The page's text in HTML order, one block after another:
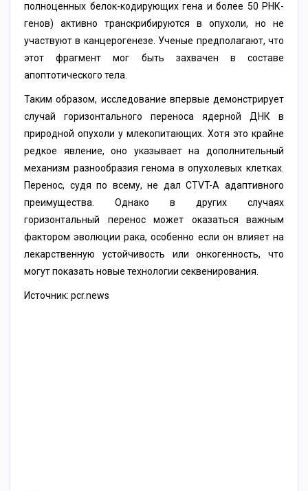
полноценных белок-кодирующих гена и более 50 РНК-
генов) активно транскрибируются в опухоли, но не
участвуют в канцерогенезе. Ученые предполагают, что
этот фрагмент мог быть захвачен в составе
апоптотического тела.
Таким образом, исследование впервые демонстрирует
случай горизонтального переноса ядерной ДНК в
природной опухоли у млекопитающих. Хотя это крайне
редкое явление, оно указывает на дополнительный
механизм разнообразия генома в опухолевых клетках.
Перенос, судя по всему, не дал CTVT-A адаптивного
преимущества. Однако в других случаях
горизонтальный перенос может оказаться важным
фактором эволюции рака, особенно если он влияет на
лекарственную устойчивость или онкогенность, что
могут показать новые технологии секвенирования.
Источник: pcr.news